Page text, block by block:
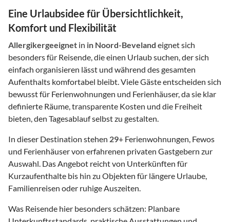
Eine Urlaubsidee für Übersichtlichkeit,
Komfort und Flexibilität
Allergikergeeignet in in Noord-Beveland eignet sich
besonders für Reisende, die einen Urlaub suchen, der sich
einfach organisieren lässt und während des gesamten
Aufenthalts komfortabel bleibt. Viele Gäste entscheiden sich
bewusst für Ferienwohnungen und Ferienhäuser, da sie klar
definierte Räume, transparente Kosten und die Freiheit
bieten, den Tagesablauf selbst zu gestalten.
In dieser Destination stehen 29+ Ferienwohnungen, Fewos
und Ferienhäuser von erfahrenen privaten Gastgebern zur
Auswahl. Das Angebot reicht von Unterkünften für
Kurzaufenthalte bis hin zu Objekten für längere Urlaube,
Familienreisen oder ruhige Auszeiten.
Was Reisende hier besonders schätzen: Planbare